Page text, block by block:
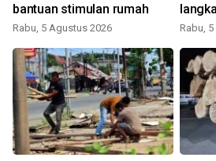
bantuan stimulan rumah
Rabu, 5 Agustus 2026 Rabu,